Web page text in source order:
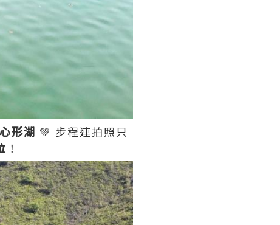
形湖 💚 步程連拍照只
！